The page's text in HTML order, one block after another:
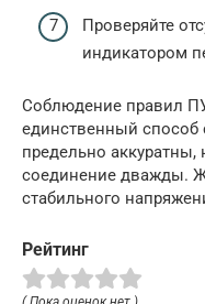
Проверяйте
индикатором
Соблюдение правил
единственный способ
предельно
соединение дважды.
стабильного
Рейтинг